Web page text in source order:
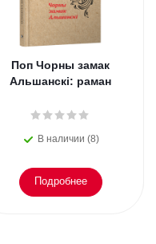
Поп Чорны замак
Альшанскi: раман
В наличии (8)
Подробнее